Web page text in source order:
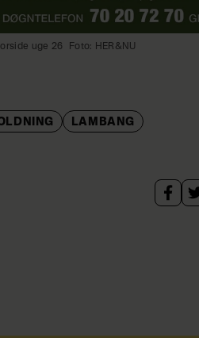
uge 26 Foto: HER&NU
LAMBANG